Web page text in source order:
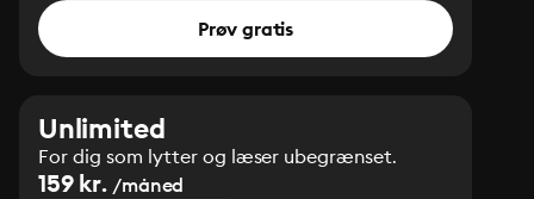
Prøv gratis
Unlimited
For dig som lytter og læser ubegrænset.
159 kr. /måned